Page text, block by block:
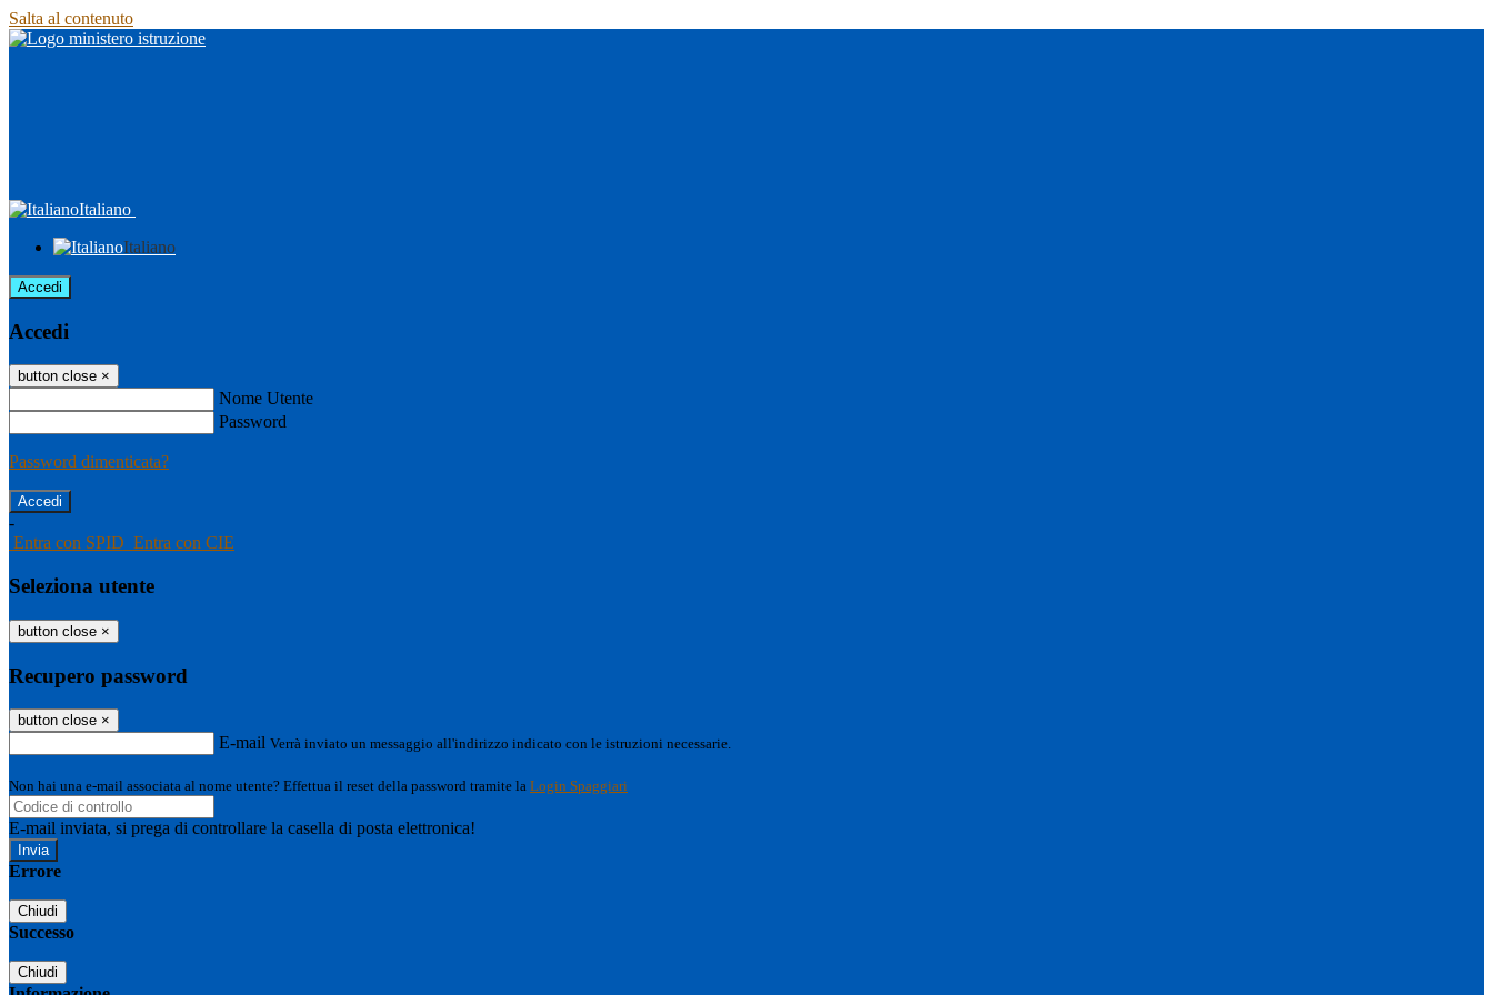
Salta al contenuto
Italiano
Italiano
Accedi
Accedi
button close ×
Nome Utente
Password
Password dimenticata?
-
Entra con SPID Entra con CIE
Seleziona utente
button close ×
Recupero password
button close ×
E-mail Verrà inviato un messaggio all'indirizzo indicato con le istruzioni necessarie.
Non hai una e-mail associata al nome utente? Effettua il reset della password tramite la Login Spaggiari
E-mail inviata, si prega di controllare la casella di posta elettronica!
Errore
Chiudi
Successo
Chiudi